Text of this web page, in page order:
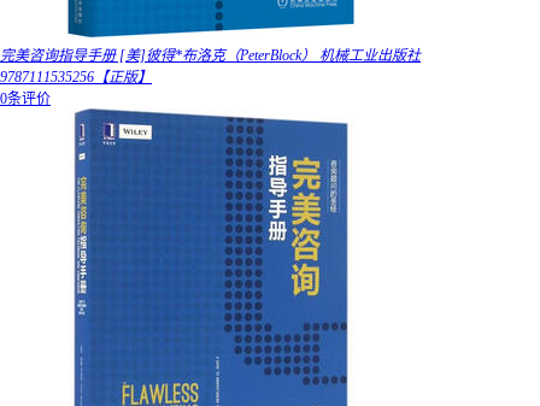
完美咨询指导手册 [美]彼得*布洛克（PeterBlock） 机械工业出版社
9787111535256【正版】
0条评价